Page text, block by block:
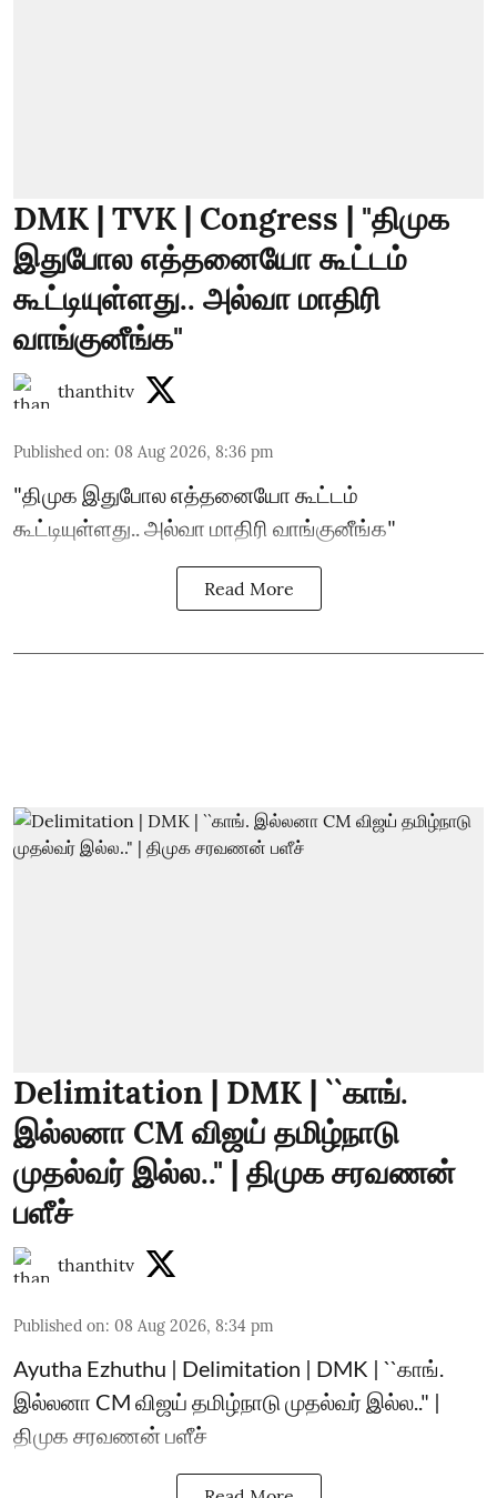
DMK | TVK | Congress | "திமுக
இதுபோல எத்தனையோ கூட்டம்
கூட்டியுள்ளது.. அல்வா மாதிரி
வாங்குனீங்க"
thanthitv
Published on: 08 Aug 2026, 8:36 pm
"திமுக இதுபோல எத்தனையோ கூட்டம்
கூட்டியுள்ளது.. அல்வா மாதிரி வாங்குனீங்க"
Read More
Delimitation | DMK | ``காங்.
இல்லனா CM விஜய் தமிழ்நாடு
முதல்வர் இல்ல.." | திமுக சரவணன்
பளீச்
thanthitv
Published on: 08 Aug 2026, 8:34 pm
Ayutha Ezhuthu | Delimitation | DMK | ``காங்.
இல்லனா CM விஜய் தமிழ்நாடு முதல்வர் இல்ல.." |
திமுக சரவணன் பளீச்